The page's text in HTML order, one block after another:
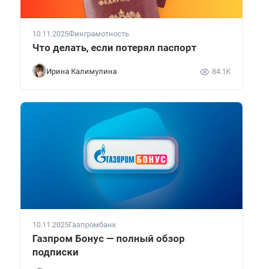
10.11.2025Финграмотность
Что делать, если потерял паспорт
Ирина Калимулина 84.1K
10.11.2025Газпромбанк
Газпром Бонус — полный обзор
подписки